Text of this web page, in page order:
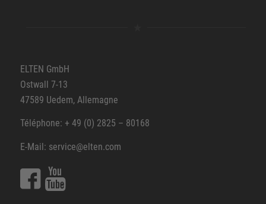
ELTEN GmbH
Ostwall 7-13
47589 Uedem, Allemagne
Téléphone: + 49 (0) 2825 – 80168
E-Mail: service@elten.com